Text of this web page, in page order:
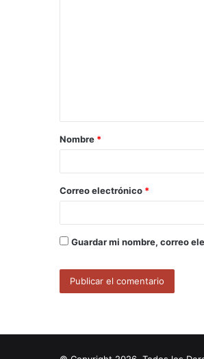
a
r
*
Nombre *
Correo electrónico *
Guardar mi nombre, correo